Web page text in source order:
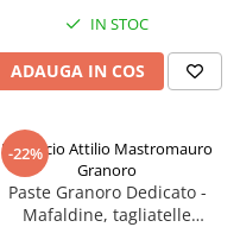
IN STOC
ADAUGA IN COS
-22%
Pastificio Attilio Mastromauro
Granoro
Paste Granoro Dedicato -
Mafaldine, tagliatelle